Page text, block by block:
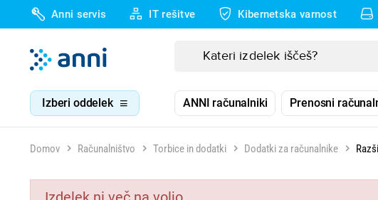
Anni servis IT rešitve Kibernetska varnost
Izberi oddelek ANNI računalniki Prenosni
Domov Računalništvo Torbice in dodatki Dodatki za računalnike